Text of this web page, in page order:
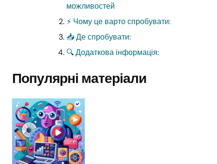
можливостей
⚡ Чому це варто спробувати:
📥 Де спробувати:
🔍 Додаткова інформація:
Популярні матеріали